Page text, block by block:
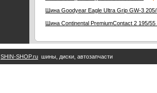
Шина Goodyear Eagle Ultra Grip GW-3
Шина Continental PremiumContact 2 195/55
SHIN-SHOP.ru шины, диски, автозапчасти